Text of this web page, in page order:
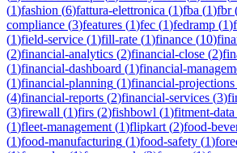
(1)fashion (6)fattura-elettronica (1)fba (1)fbr
compliance (3)features (1)fec (1)fedramp (1)
(1)field-service (1)fill-rate (1)finance (10)
(2)financial-analytics (2)financial-close (2)
(1)financial-dashboard (1)financial-
(1)financial-planning (1)financial-projections
(4)financial-reports (2)financial-services (3)
(3)firewall (1)firs (2)fishbowl (1)fitment-data
(1)fleet-management (1)flipkart (2)food-
(1)food-manufacturing (1)food-safety (1)